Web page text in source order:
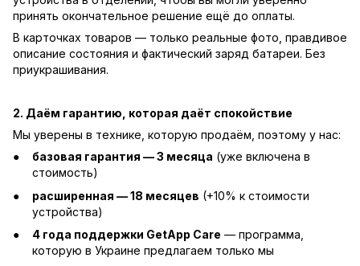
принять окончательное решение ещё до оплаты.
В карточках товаров — только реальные фото, правдивое
описание состояния и фактический заряд батареи. Без
приукрашивания.
2. Даём гарантию, которая даёт спокойствие
Мы уверены в технике, которую продаём, поэтому у нас:
базовая гарантия — 3 месяца (уже включена в
стоимость)
расширенная — 18 месяцев (+10% к стоимости
устройства)
4 года поддержки GetApp Care — программа,
которую в Украине предлагаем только мы